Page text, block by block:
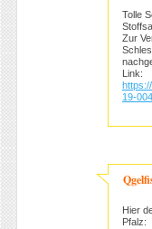
Tolle
Zur
Link:
19-
Hier
Pfalz: